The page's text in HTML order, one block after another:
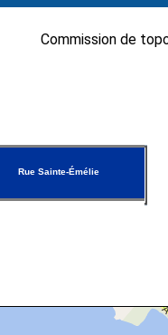
Commission de
Rue Sainte-Émélie